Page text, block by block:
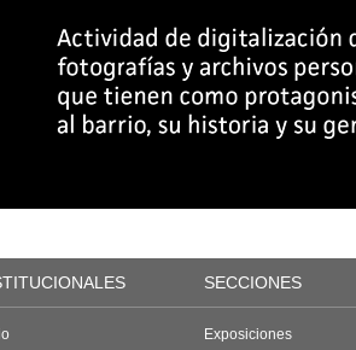
SECCIONES
Exposiciones